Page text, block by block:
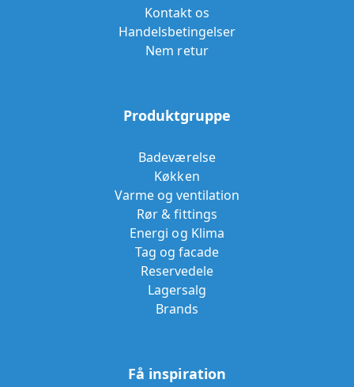
Kontakt os
Handelsbetingelser
Nem retur
Produktgruppe
Badeværelse
Køkken
Varme og ventilation
Rør & fittings
Energi og Klima
Tag og facade
Reservedele
Lagersalg
Brands
Få inspiration